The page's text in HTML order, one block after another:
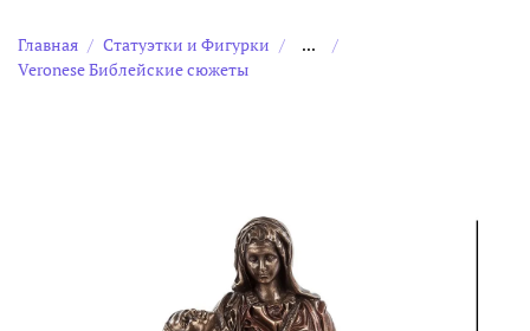
Главная Статуэтки и Фигурки
...
Veronese Библейские сюжеты